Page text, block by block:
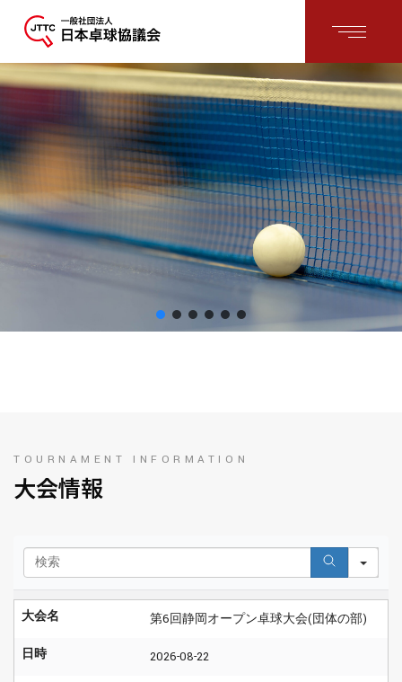
TOURNAMENT INFORMATION
大会情報
SEARCH
大会名 第6回静岡オープン卓球大会(団体の部)
日時 2026-08-22